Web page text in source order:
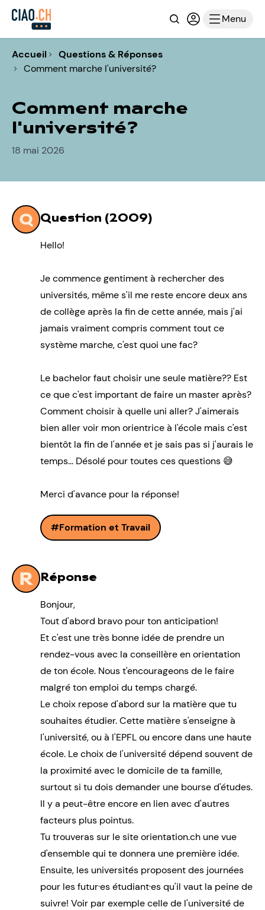
RechercheConnexion
Menu
Accueil
Questions & Réponses
Comment marche l'université?
Comment marche
l'université?
18 mai 2026
Question (2009)
Hello!
Je commence gentiment à rechercher des
universités, même s'il me reste encore deux ans
de collège après la fin de cette année, mais j'ai
jamais vraiment compris comment tout ce
système marche, c'est quoi une fac?
Le bachelor faut choisir une seule matière?? Est
ce que c'est important de faire un master après?
Comment choisir à quelle uni aller? J'aimerais
bien aller voir mon orientrice à l'école mais c'est
bientôt la fin de l'année et je sais pas si j'aurais le
temps... Désolé pour toutes ces questions 😅
Merci d'avance pour la réponse!
Formation et Travail
Réponse
Bonjour,
Tout d'abord bravo pour ton anticipation!
Et c'est une très bonne idée de prendre un
rendez-vous avec la conseillère en orientation
de ton école. Nous t'encourageons de le faire
malgré ton emploi du temps chargé.
Le choix repose d'abord sur la matière que tu
souhaites étudier. Cette matière s'enseigne à
l'université, ou à l'EPFL ou encore dans une haute
école. Le choix de l'université dépend souvent de
la proximité avec le domicile de ta famille,
surtout si tu dois demander une bourse d'études.
Il y a peut-être encore en lien avec d'autres
facteurs plus pointus.
Tu trouveras sur le siteorientation.ch une vue
d'ensemble qui te donnera une première idée.
Ensuite, les universités proposent des journées
pour les futur·es étudiant·es qu'il vaut la peine de
suivre! Voir par exemplecelle de l'université de